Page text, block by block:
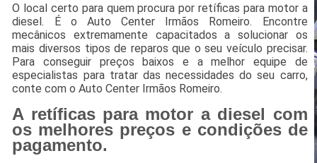
O local certo para quem procura por retíficas para motor a
diesel. É o Auto Center Irmãos Romeiro. Encontre
mecânicos extremamente capacitados a solucionar os
mais diversos tipos de reparos que o seu veículo precisar.
Para conseguir preços baixos e a melhor equipe de
especialistas para tratar das necessidades do seu carro,
conte com o Auto Center Irmãos Romeiro.
A retíficas para motor a diesel com
os melhores preços e condições de
pagamento.